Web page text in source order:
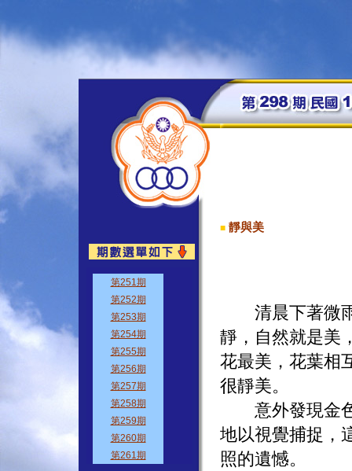
■ 靜與美
清晨下著微雨
靜，自然就是美
花最美，花葉相
很靜美。
意外發現金色
地以視覺捕捉，
照的遺憾。